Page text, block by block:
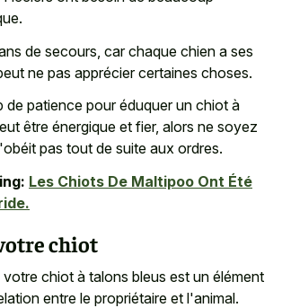
de secours, car chaque chien a ses
ne pas apprécier certaines choses.
de patience pour éduquer un chiot à
être énergique et fier, alors ne soyez
pas tout de suite aux ordres.
Les Chiots De Maltipoo Ont Été
chiot
chiot à talons bleus est un élément
entre le propriétaire et l'animal.